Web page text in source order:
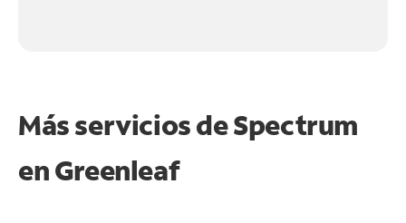
Más servicios de Spectrum
enGreenleaf